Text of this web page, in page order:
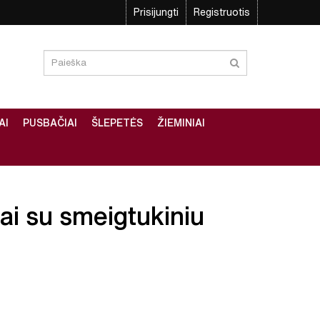
Prisijungti Registruotis
PUSBAČIAI ŠLEPETĖS ŽIEMINIAI
su smeigtukiniu